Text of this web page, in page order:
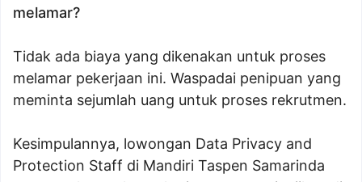
melamar?
Tidak ada biaya yang dikenakan untuk proses
melamar pekerjaan ini. Waspadai penipuan yang
meminta sejumlah uang untuk proses rekrutmen.
Kesimpulannya, lowongan Data Privacy and
Protection Staff di Mandiri Taspen Samarinda